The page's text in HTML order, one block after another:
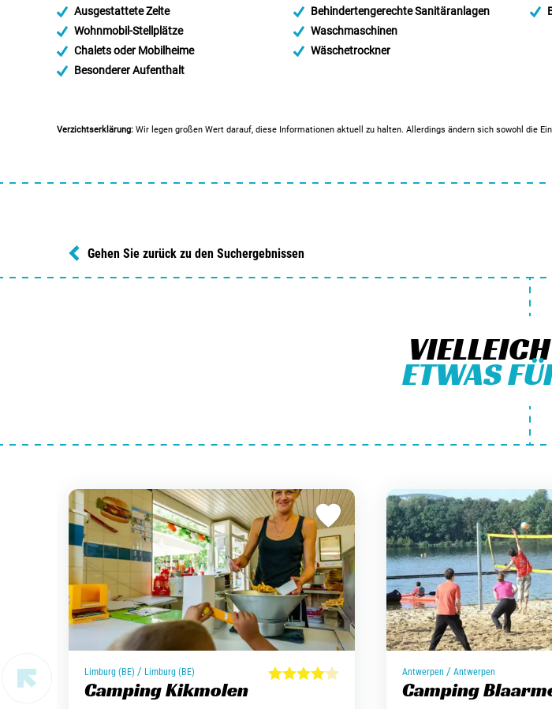
Ausgestattete Zelte
Wohnmobil-Stellplätze
Chalets oder Mobilheime
Besonderer Aufenthalt
Behindertengerechte Sanitäranlagen
Waschmaschinen
Wäschetrockner
Verzichtserklärung: Wir legen großen Wert darauf, diese Informationen aktuell zu halten. Allerdings ändern sich sowohl die
Gehen Sie zurück zu den Suchergebnissen
ETWAS
Limburg (BE) / Limburg (BE)
Camping Kikmolen
Antwerpen /Antwerpen
Camping